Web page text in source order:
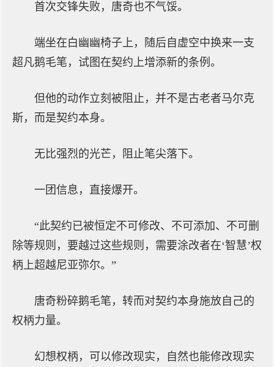
首次交锋失败，唐奇也不气馁。
端坐在白幽幽椅子上，随后自虚空中换来一支
超凡鹅毛笔，试图在契约上增添新的条例。
但他的动作立刻被阻止，并不是古老者马尔克
斯，而是契约本身。
无比强烈的光芒，阻止笔尖落下。
一团信息，直接爆开。
“此契约已被恒定不可修改、不可添加、不可删
除等规则，要越过这些规则，需要涂改者在‘智慧’权
柄上超越尼亚弥尔。”
唐奇粉碎鹅毛笔，转而对契约本身施放自己的
权柄力量。
幻想权柄，可以修改现实，自然也能修改现实